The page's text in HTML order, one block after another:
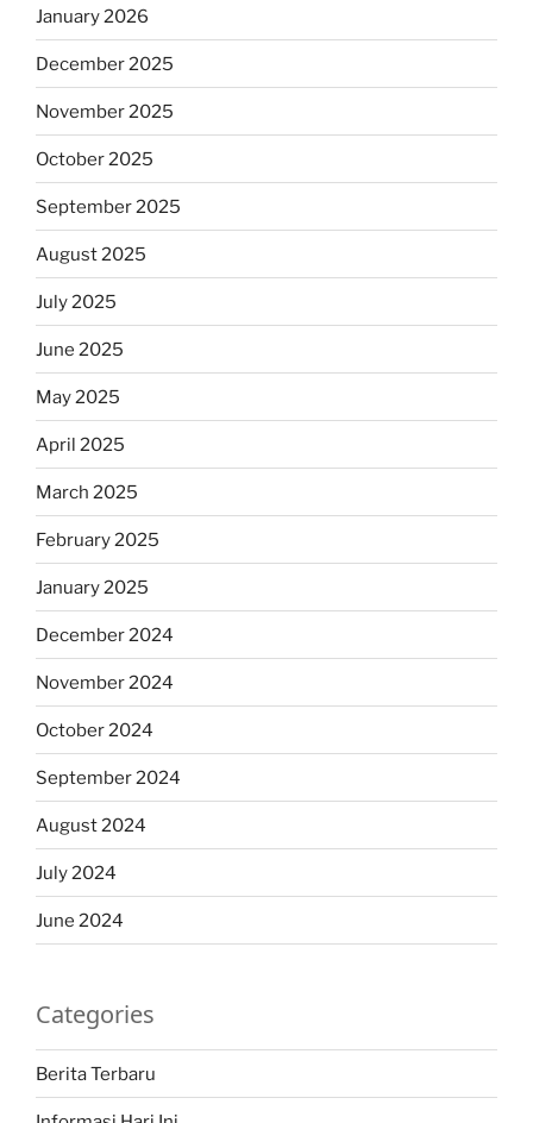
January 2026
December 2025
November 2025
October 2025
September 2025
August 2025
July 2025
June 2025
May 2025
April 2025
March 2025
February 2025
January 2025
December 2024
November 2024
October 2024
September 2024
August 2024
July 2024
June 2024
Categories
Berita Terbaru